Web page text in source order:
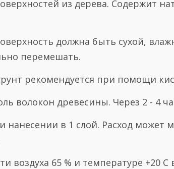
из дерева. Содержит
должна быть сухой,
перемешать.
рекомендуется при помощи
волокон древесины. Через 2 - 4
нанесении в 1 слой. Расход может
воздуха 65 % и температуре +20